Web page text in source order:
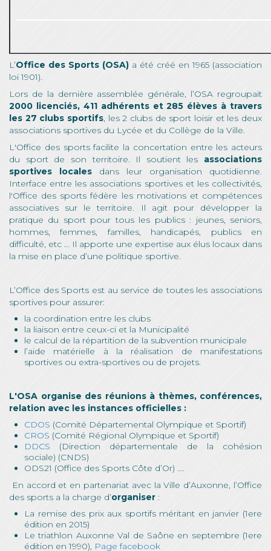
L’Office des Sports (OSA) a été créé en 1965 (association
loi 1901).
Lors de la dernière assemblée générale, l’OSA regroupait
2000 licenciés, 411 adhérents et 285 élèves à travers
les 27 clubs sportifs, les 2 clubs de sport loisir et les deux
associations sportives du Lycée et du Collège de la Ville.
L'Office des sports facilite la concertation entre les acteurs
du sport de son territoire. Il soutient les associations
sportives locales dans leur organisation quotidienne.
Interface entre les associations sportives et les collectivités,
l'Office des sports fédère les motivations et compétences
associatives sur le territoire. Il agit pour développer la
pratique du sport pour tous les publics : jeunes, seniors,
hommes, femmes, familles, handicapés, publics en
difficulté, etc ... Il apporte une expertise aux élus locaux dans
la mise en place d’une politique sportive.
L’Office des Sports est au service de toutes les associations
sportives pour assurer:
la coordination entre les clubs
la liaison entre ceux-ci et la Municipalité
le calcul de la répartition de la subvention municipale
l’aide matérielle à la réalisation de manifestations
sportives ou extra-sportives ou de projets.
L'OSA organise des réunions à thèmes, conférences,
relation avec les instances officielles :
CDOS (Comité Départemental Olympique et Sportif)
CROS (Comité Régional Olympique et Sportif)
DDCS (Direction départementale de la cohésion
sociale) (CNDS)
ODS21 (Office des Sports Côte d’Or) ....
En accord et en partenariat avec la Ville d’Auxonne, l’Office
des sports a la charge d’organiser :
La remise des prix aux sportifs méritant en janvier (1ere
édition en 2015)
Le triathlon Auxonne Val de Saône en septembre (1ere
édition en 1990), Page facebook